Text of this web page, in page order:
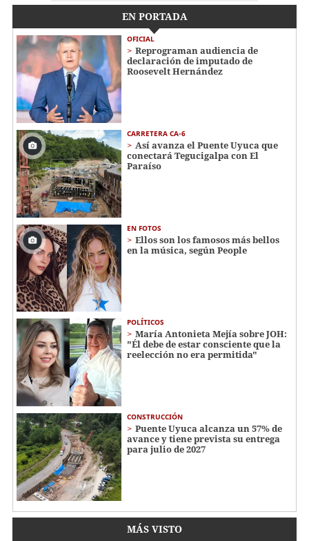
EN PORTADA
OFICIAL
Reprograman audiencia de
declaración de imputado de
Roosevelt Hernández
CARRETERA CA-6
Así avanza el Puente Uyuca que
conectará Tegucigalpa con El
Paraíso
EN FOTOS
Ellos son los famosos más bellos
en la música, según People
POLÍTICOS
María Antonieta Mejía sobre JOH:
"Él debe de estar consciente que la
reelección no era permitida"
CONSTRUCCIÓN
Puente Uyuca alcanza un 57% de
avance y tiene prevista su entrega
para julio de 2027
MÁS VISTO